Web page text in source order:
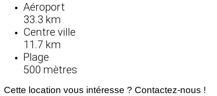
Aéroport
33.3 km
Centre ville
11.7 km
Plage
500 mètres
Cette location vous intéresse ? Contactez-nous !